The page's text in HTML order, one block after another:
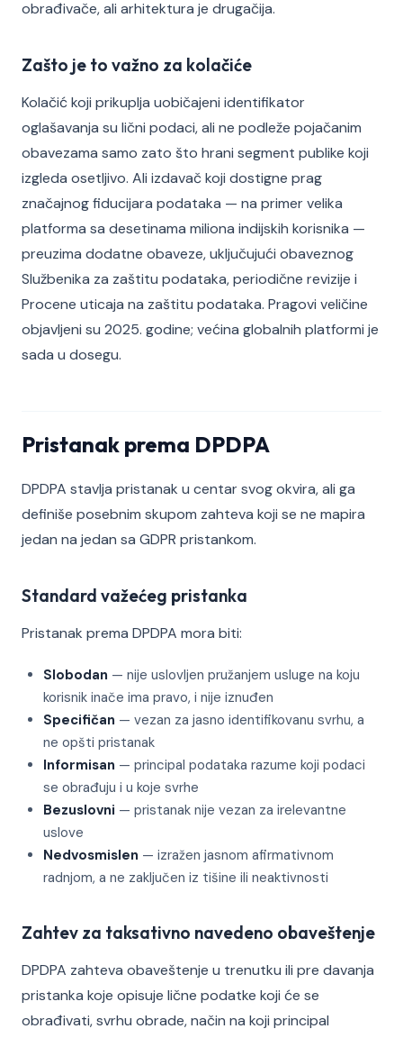
obrađivače, ali arhitektura je drugačija.
Zašto je to važno za kolačiće
Kolačić koji prikuplja uobičajeni identifikator
oglašavanja su lični podaci, ali ne podleže pojačanim
obavezama samo zato što hrani segment publike koji
izgleda osetljivo. Ali izdavač koji dostigne prag
značajnog fiducijara podataka — na primer velika
platforma sa desetinama miliona indijskih korisnika —
preuzima dodatne obaveze, uključujući obaveznog
Službenika za zaštitu podataka, periodične revizije i
Procene uticaja na zaštitu podataka. Pragovi veličine
objavljeni su 2025. godine; većina globalnih platformi je
sada u dosegu.
Pristanak prema DPDPA
DPDPA stavlja pristanak u centar svog okvira, ali ga
definiše posebnim skupom zahteva koji se ne mapira
jedan na jedan sa GDPR pristankom.
Standard važećeg pristanka
Pristanak prema DPDPA mora biti:
Slobodan — nije uslovljen pružanjem usluge na koju
korisnik inače ima pravo, i nije iznuđen
Specifičan — vezan za jasno identifikovanu svrhu, a
ne opšti pristanak
Informisan — principal podataka razume koji podaci
se obrađuju i u koje svrhe
Bezuslovni — pristanak nije vezan za irelevantne
uslove
Nedvosmislen — izražen jasnom afirmativnom
radnjom, a ne zaključen iz tišine ili neaktivnosti
Zahtev za taksativno navedeno obaveštenje
DPDPA zahteva obaveštenje u trenutku ili pre davanja
pristanka koje opisuje lične podatke koji će se
obrađivati, svrhu obrade, način na koji principal